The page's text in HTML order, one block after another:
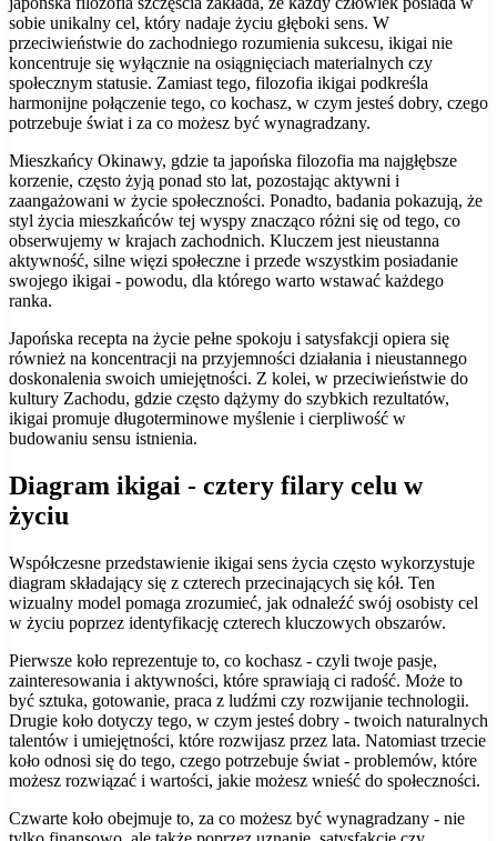
sobie unikalny cel, który nadaje życiu głęboki sens. W
przeciwieństwie do zachodniego rozumienia sukcesu, ikigai nie
koncentruje się wyłącznie na osiągnięciach materialnych czy
społecznym statusie. Zamiast tego, filozofia ikigai podkreśla
harmonijne połączenie tego, co kochasz, w czym jesteś dobry, czego
potrzebuje świat i za co możesz być wynagradzany.
Mieszkańcy Okinawy, gdzie ta japońska filozofia ma najgłębsze
korzenie, często żyją ponad sto lat, pozostając aktywni i
zaangażowani w życie społeczności. Ponadto, badania pokazują, że
styl życia mieszkańców tej wyspy znacząco różni się od tego, co
obserwujemy w krajach zachodnich. Kluczem jest nieustanna
aktywność, silne więzi społeczne i przede wszystkim posiadanie
swojego ikigai - powodu, dla którego warto wstawać każdego
ranka.
Japońska recepta na życie pełne spokoju i satysfakcji opiera się
również na koncentracji na przyjemności działania i nieustannego
doskonalenia swoich umiejętności. Z kolei, w przeciwieństwie do
kultury Zachodu, gdzie często dążymy do szybkich rezultatów,
ikigai promuje długoterminowe myślenie i cierpliwość w
budowaniu sensu istnienia.
Diagram ikigai - cztery filary celu w
życiu
Współczesne przedstawienie ikigai sens życia często wykorzystuje
diagram składający się z czterech przecinających się kół. Ten
wizualny model pomaga zrozumieć, jak odnaleźć swój osobisty cel
w życiu poprzez identyfikację czterech kluczowych obszarów.
Pierwsze koło reprezentuje to, co kochasz - czyli twoje pasje,
zainteresowania i aktywności, które sprawiają ci radość. Może to
być sztuka, gotowanie, praca z ludźmi czy rozwijanie technologii.
Drugie koło dotyczy tego, w czym jesteś dobry - twoich naturalnych
talentów i umiejętności, które rozwijasz przez lata. Natomiast trzecie
koło odnosi się do tego, czego potrzebuje świat - problemów, które
możesz rozwiązać i wartości, jakie możesz wnieść do społeczności.
Czwarte koło obejmuje to, za co możesz być wynagradzany - nie